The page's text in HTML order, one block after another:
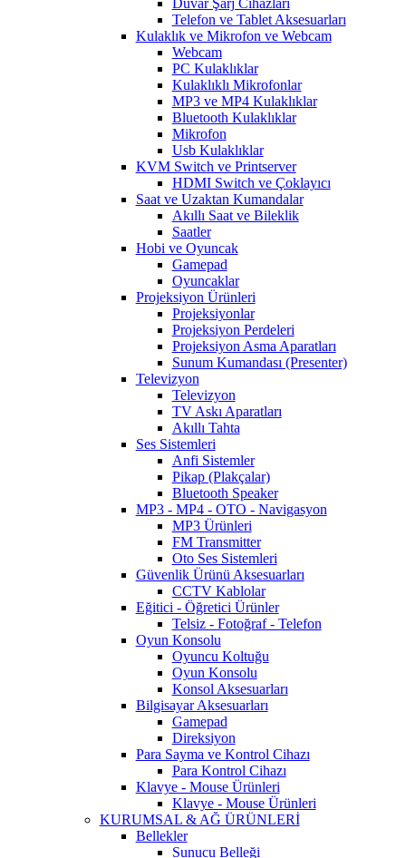
Duvar Şarj Cihazları
Telefon ve Tablet Aksesuarları
Kulaklık ve Mikrofon ve Webcam
Webcam
PC Kulaklıklar
Kulaklıklı Mikrofonlar
MP3 ve MP4 Kulaklıklar
Bluetooth Kulaklıklar
Mikrofon
Usb Kulaklıklar
KVM Switch ve Printserver
HDMI Switch ve Çoklayıcı
Saat ve Uzaktan Kumandalar
Akıllı Saat ve Bileklik
Saatler
Hobi ve Oyuncak
Gamepad
Oyuncaklar
Projeksiyon Ürünleri
Projeksiyonlar
Projeksiyon Perdeleri
Projeksiyon Asma Aparatları
Sunum Kumandası (Presenter)
Televizyon
Televizyon
TV Askı Aparatları
Akıllı Tahta
Ses Sistemleri
Anfi Sistemler
Pikap (Plakçalar)
Bluetooth Speaker
MP3 - MP4 - OTO - Navigasyon
MP3 Ürünleri
FM Transmitter
Oto Ses Sistemleri
Güvenlik Ürünü Aksesuarları
CCTV Kablolar
Eğitici - Öğretici Ürünler
Telsiz - Fotoğraf - Telefon
Oyun Konsolu
Oyuncu Koltuğu
Oyun Konsolu
Konsol Aksesuarları
Bilgisayar Aksesuarları
Gamepad
Direksiyon
Para Sayma ve Kontrol Cihazı
Para Kontrol Cihazı
Klavye - Mouse Ürünleri
Klavye - Mouse Ürünleri
KURUMSAL & AĞ ÜRÜNLERİ
Bellekler
Sunucu Belleği